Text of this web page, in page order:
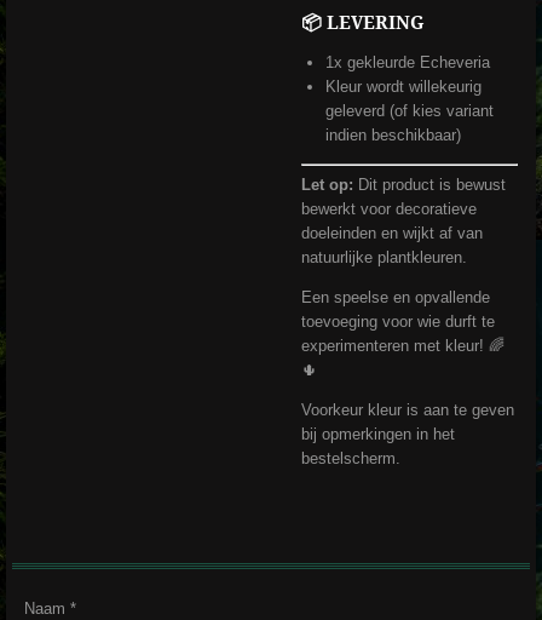
📦 LEVERING
1x gekleurde Echeveria
Kleur wordt willekeurig
geleverd (of kies variant
indien beschikbaar)
Let op: Dit product is bewust
bewerkt voor decoratieve
doeleinden en wijkt af van
natuurlijke plantkleuren.
Een speelse en opvallende
toevoeging voor wie durft te
experimenteren met kleur! 🌈
🌵
Voorkeur kleur is aan te geven
bij opmerkingen in het
bestelscherm.
Naam *